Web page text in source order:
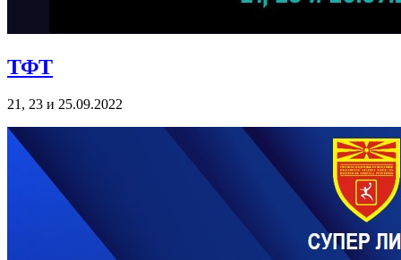
ТФТ
21, 23 и 25.09.2022